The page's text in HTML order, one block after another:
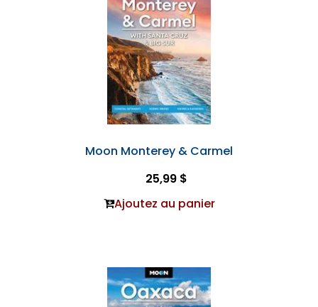
Moon Monterey & Carmel
25,99 $
Ajoutez au panier